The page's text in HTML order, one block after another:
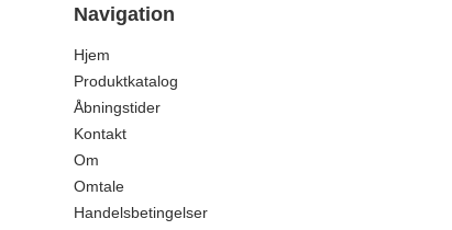
Navigation
Hjem
Produktkatalog
Åbningstider
Kontakt
Om
Omtale
Handelsbetingelser